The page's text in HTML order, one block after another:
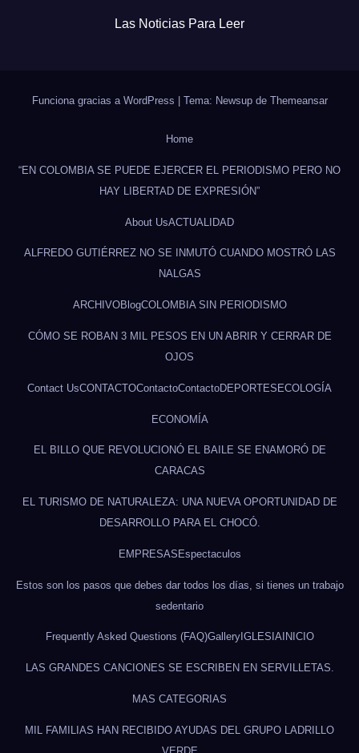
Las Noticias Para Leer
Funciona gracias a WordPress | Tema: Newsup de Themeansar
Home
“EN COLOMBIA SE PUEDE EJERCER EL PERIODISMO PERO NO
HAY LIBERTAD DE EXPRESIÓN”
About UsACTUALIDAD
ALFREDO GUTIÉRREZ NO SE INMUTÓ CUANDO MOSTRÓ LAS
NALGAS
ARCHIVOBlogCOLOMBIA SIN PERIODISMO
CÓMO SE ROBAN 3 MIL PESOS EN UN ABRIR Y CERRAR DE
OJOS
Contact UsCONTACTOContactoContactoDEPORTES ECOLOGÍA
ECONOMÍA
EL BILLO QUE REVOLUCIONÓ EL BAILE SE ENAMORÓ DE
CARACAS
EL TURISMO DE NATURALEZA: UNA NUEVA OPORTUNIDAD DE
DESARROLLO PARA EL CHOCÓ.
EMPRESAS Espectaculos
Estos son los pasos que debes dar todos los días, si tienes un trabajo
sedentario
Frequently Asked Questions (FAQ)GalleryIGLESIAINICIO
LAS GRANDES CANCIONES SE ESCRIBEN EN SERVILLETAS.
MAS CATEGORIAS
MIL FAMILIAS HAN RECIBIDO AYUDAS DEL GRUPO LADRILLO